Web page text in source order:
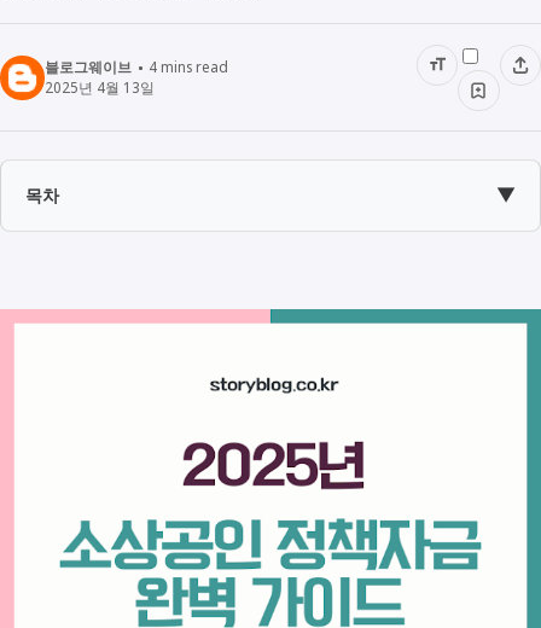
블로그웨이브 4mins read
2025년 4월 13일
목차 ▼